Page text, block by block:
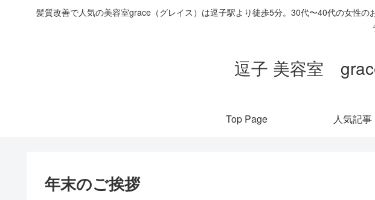
髪質改善で人気の美容室grace（グレイス）は逗子駅より徒歩5分。30代〜40代の女性
逗子 美容室
Top Page 人気記事
年末のご挨拶